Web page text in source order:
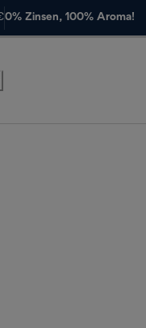
0% Zinsen, 100% Aroma!